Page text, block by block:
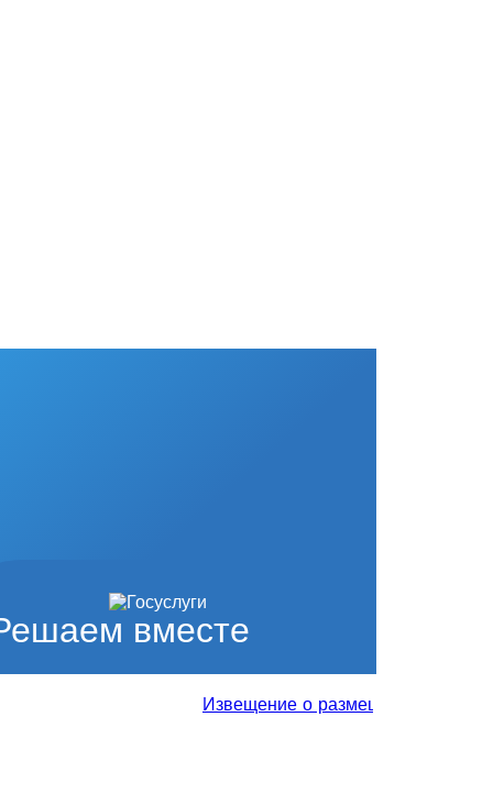
вместе
Извещение о размещении проекта